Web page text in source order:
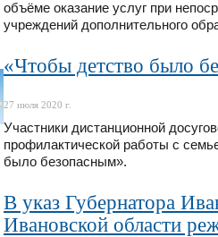
объёме оказание услуг при
учреждений дополнительного
«Чтобы детство было
27 июля 2020 г.
Участники дистанционной
профилактической работы с
было безопасным».
В указ Губернатора
Ивановской области